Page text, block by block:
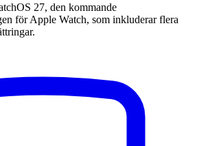
27, den kommande
för Apple Watch, som inkluderar flera